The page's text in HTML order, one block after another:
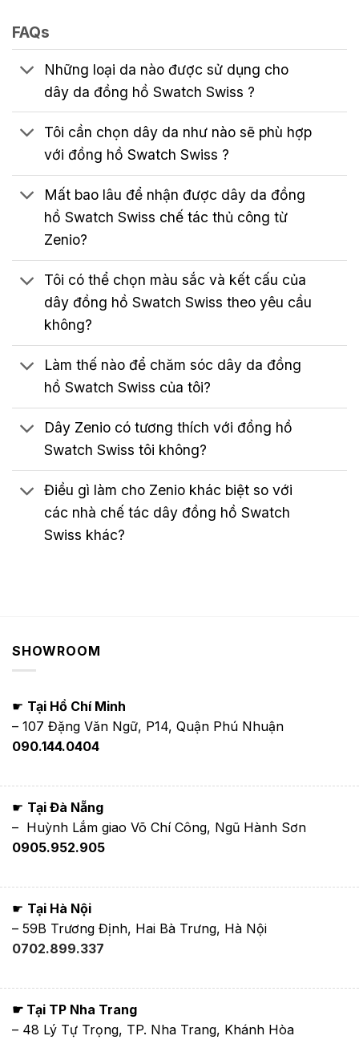
FAQs
Những loại da nào được sử dụng cho
dây da đồng hồ Swatch Swiss ?
Tôi cần chọn dây da như nào sẽ phù hợp
với đồng hồ Swatch Swiss ?
Mất bao lâu để nhận được dây da đồng
hồ Swatch Swiss chế tác thủ công từ
Zenio?
Tôi có thể chọn màu sắc và kết cấu của
dây đồng hồ Swatch Swiss theo yêu cầu
không?
Làm thế nào để chăm sóc dây da đồng
hồ Swatch Swiss của tôi?
Dây Zenio có tương thích với đồng hồ
Swatch Swiss tôi không?
Điều gì làm cho Zenio khác biệt so với
các nhà chế tác dây đồng hồ Swatch
Swiss khác?
SHOWROOM
☛ Tại Hồ Chí Minh
– 107 Đặng Văn Ngữ, P14, Quận Phú Nhuận
090.144.0404
☛ Tại Đà Nẵng
– Huỳnh Lắm giao Võ Chí Công, Ngũ Hành Sơn
0905.952.905
☛ Tại Hà Nội
– 59B Trương Định, Hai Bà Trưng, Hà Nội
0702.899.337
☛ Tại TP Nha Trang
– 48 Lý Tự Trọng, TP. Nha Trang, Khánh Hòa